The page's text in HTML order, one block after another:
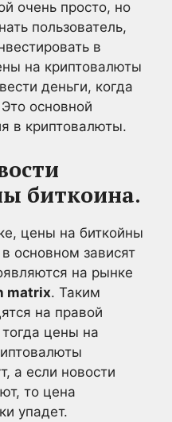
очень просто, но
пользователь,
в
на криптовалюты
деньги, когда
основной
в криптовалюты.
биткоина.
цены на биткойны
основном зависят
на рынке
matrix. Таким
на правой
цены на
а если новости
то цена
упадет.